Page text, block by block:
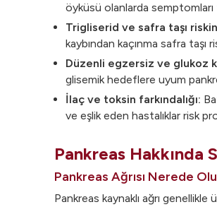
öyküsü olanlarda
Trigliserid ve safra taşı
kaybından kaçınma safra taşı
Düzenli egzersiz ve glukoz
glisemik hedeflere uyum
İlaç ve toksin farkındalığı:
ve eşlik eden hastalıklar risk
Pankreas Hakkında
Pankreas Ağrısı Nerede
Pankreas kaynaklı ağrı